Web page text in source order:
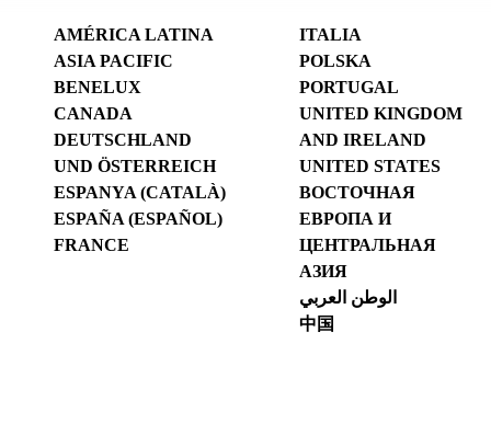
AMÉRICA LATINA
ASIA PACIFIC
BENELUX
CANADA
DEUTSCHLAND
UND ÖSTERREICH
ESPANYA (CATALÀ)
ESPAÑA (ESPAÑOL)
FRANCE
ITALIA
POLSKA
PORTUGAL
UNITED KINGDOM
AND IRELAND
UNITED STATES
ВОСТОЧНАЯ
ЕВРОПА И
ЦЕНТРАЛЬНАЯ
АЗИЯ
الوطن العربي
中国